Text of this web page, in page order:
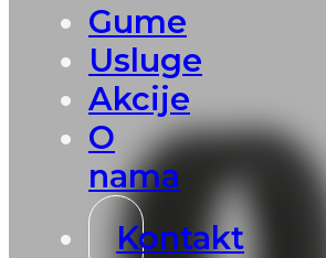
Gume
Usluge
Akcije
O
nama
Kontakt